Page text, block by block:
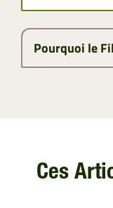
Pourquoi le
Ces